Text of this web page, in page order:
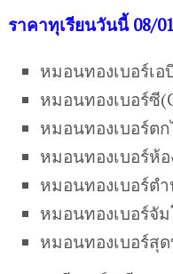
ราคาทุเรียนวันนี้ 08/
หมอนทองเบอร์เอ
หมอนทองเบอร์ซี
หมอนทองเบอร์ต
หมอนทองเบอร์ห้
หมอนทองเบอร์ต
หมอนทองเบอร์จั
หมอนทองเบอร์สุ